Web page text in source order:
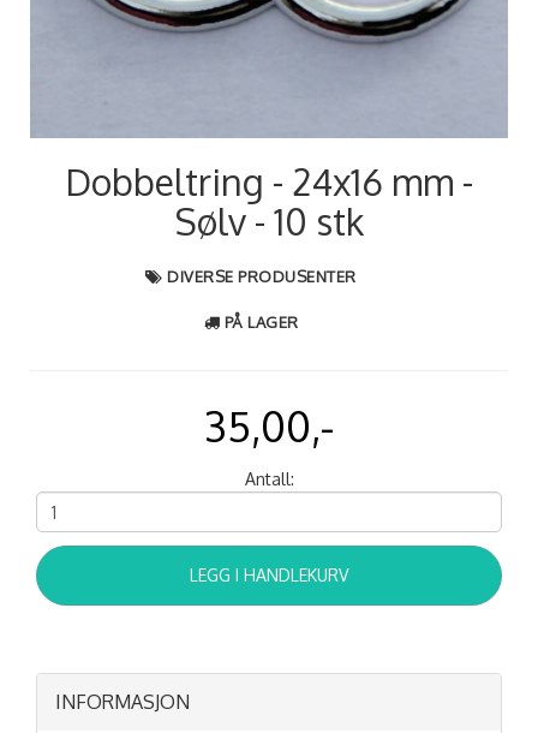
Dobbeltring - 24x16 mm -
Sølv - 10 stk
DIVERSE PRODUSENTER
PÅ LAGER
35,00,-
Antall:
LEGG I HANDLEKURV
INFORMASJON